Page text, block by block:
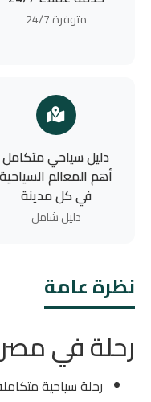
متوفرة 24/7
دليل سياحي متكامل
أهم المعالم السياحية
في كل مدينة
دليل شامل
نظرة عامة
رحلة في
رحلة سياحية